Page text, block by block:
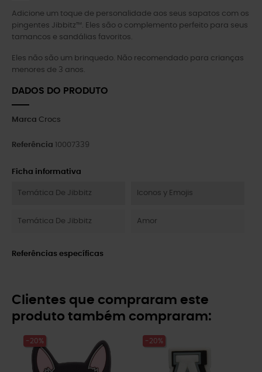
Adicione um toque de personalidade aos seus sapatos com os
pingentes Jibbitz™. Eles são o complemento perfeito para seus
tamancos e sandálias favoritos.
Eles não são um brinquedo. Não recomendado para crianças
menores de 3 anos.
DADOS DO PRODUTO
Marca Crocs
Referência 10007339
Ficha informativa
Temática De Jibbitz Iconos y Emojis
Temática De Jibbitz Amor
Referências específicas
Clientes que compraram este
produto também compraram:
-20% -20%